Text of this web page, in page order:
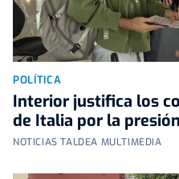
POLÍTICA
Interior justifica los
de Italia por la
NOTICIAS TALDEA MULTIMEDIA